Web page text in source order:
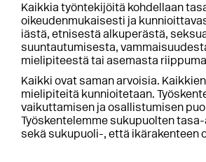
Kaikkia työntekijöitä kohdellaan
oikeudenmukaisesti ja
iästä, etnisestä alkuperästä,
suuntautumisesta,
mielipiteestä tai asemasta
Kaikki ovat saman arvoisia.
mielipiteitä kunnioitetaan.
vaikuttamisen ja osallistumisen
Työskentelemme sukupuolten
sekä sukupuoli-, että ikärakenteen